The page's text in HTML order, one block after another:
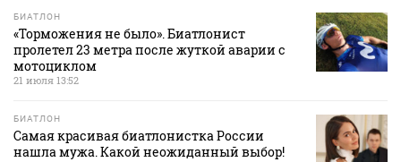
БИАТЛОН
«Торможения не было». Биатлонист
пролетел 23 метра после жуткой аварии с
мотоциклом
21 июля 13:52
БИАТЛОН
Самая красивая биатлонистка России
нашла мужа. Какой неожиданный выбор!